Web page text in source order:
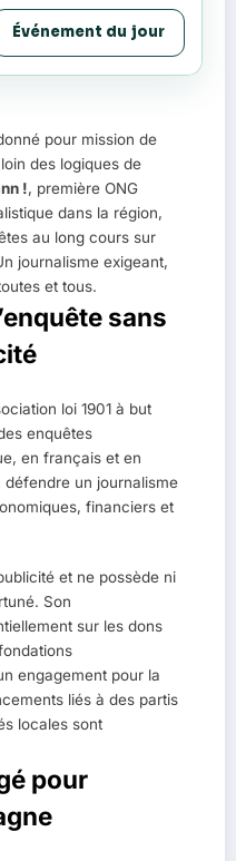
Événement du jour
pour mission de
des logiques de
!, première ONG
dans la région,
au long cours sur
journalisme exigeant,
et tous.
sans
loi 1901 à but
enquêtes
en français et en
un journalisme
financiers et
et ne possède ni
Son
sur les dons
engagement pour la
liés à des partis
locales sont
pour